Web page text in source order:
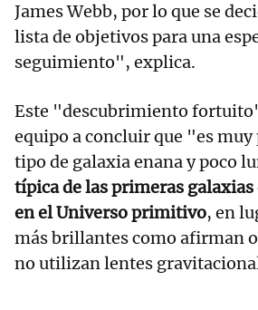
James Webb, por lo que se
lista de objetivos para una
seguimiento", explica.
Este "descubrimiento
equipo a concluir que "es muy
tipo de galaxia enana y poco
típica de las primeras
en el Universo primitivo, en
más brillantes como afirman
no utilizan lentes